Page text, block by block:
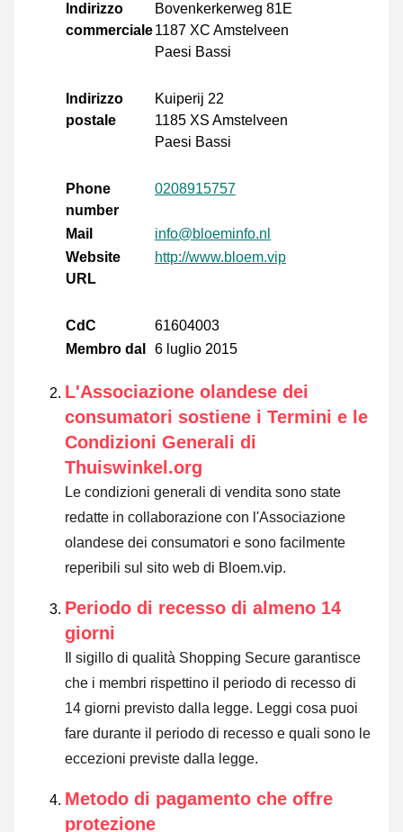
Indirizzo
commerciale
Bovenkerkerweg 81E
1187 XC Amstelveen
Paesi Bassi
Indirizzo
postale
Kuiperij 22
1185 XS Amstelveen
Paesi Bassi
Phone
number
0208915757
Mail
info@bloeminfo.nl
Website
URL
http://www.bloem.vip
CdC
61604003
Membro dal
6 luglio 2015
L'Associazione olandese dei
consumatori sostiene i Termini e le
Condizioni Generali di
Thuiswinkel.org
Le condizioni generali di vendita sono state
redatte in collaborazione con l'Associazione
olandese dei consumatori e sono facilmente
reperibili sul sito web di Bloem.vip.
Periodo di recesso di almeno 14
giorni
Il sigillo di qualità Shopping Secure garantisce
che i membri rispettino il periodo di recesso di
14 giorni previsto dalla legge. Leggi cosa puoi
fare durante il periodo di recesso e quali sono le
eccezioni previste dalla legge.
Metodo di pagamento che offre
protezione